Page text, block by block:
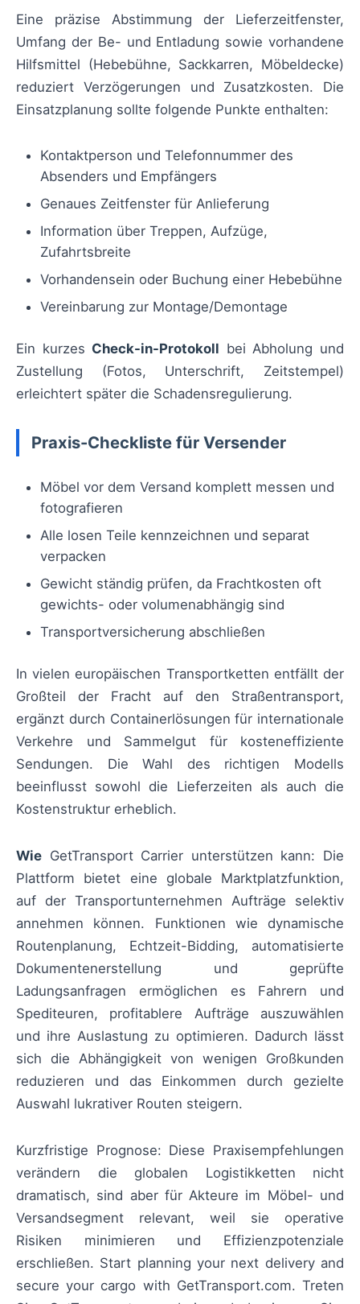
Eine präzise Abstimmung der Lieferzeitfenster,
Umfang der Be- und Entladung sowie vorhandene
Hilfsmittel (Hebebühne, Sackkarren, Möbeldecke)
reduziert Verzögerungen und Zusatzkosten. Die
Einsatzplanung sollte folgende Punkte enthalten:
Kontaktperson und Telefonnummer des
Absenders und Empfängers
Genaues Zeitfenster für Anlieferung
Information über Treppen, Aufzüge,
Zufahrtsbreite
Vorhandensein oder Buchung einer Hebebühne
Vereinbarung zur Montage/Demontage
Ein kurzes Check-in-Protokoll bei Abholung und
Zustellung (Fotos, Unterschrift, Zeitstempel)
erleichtert später die Schadensregulierung.
Praxis-Checkliste für Versender
Möbel vor dem Versand komplett messen und
fotografieren
Alle losen Teile kennzeichnen und separat
verpacken
Gewicht ständig prüfen, da Frachtkosten oft
gewichts- oder volumenabhängig sind
Transportversicherung abschließen
In vielen europäischen Transportketten entfällt der
Großteil der Fracht auf den Straßentransport,
ergänzt durch Containerlösungen für internationale
Verkehre und Sammelgut für kosteneffiziente
Sendungen. Die Wahl des richtigen Modells
beeinflusst sowohl die Lieferzeiten als auch die
Kostenstruktur erheblich.
Wie GetTransport Carrier unterstützen kann: Die
Plattform bietet eine globale Marktplatzfunktion,
auf der Transportunternehmen Aufträge selektiv
annehmen können. Funktionen wie dynamische
Routenplanung, Echtzeit-Bidding, automatisierte
Dokumentenerstellung und geprüfte
Ladungsanfragen ermöglichen es Fahrern und
Spediteuren, profitablere Aufträge auszuwählen
und ihre Auslastung zu optimieren. Dadurch lässt
sich die Abhängigkeit von wenigen Großkunden
reduzieren und das Einkommen durch gezielte
Auswahl lukrativer Routen steigern.
Kurzfristige Prognose: Diese Praxisempfehlungen
verändern die globalen Logistikketten nicht
dramatisch, sind aber für Akteure im Möbel- und
Versandsegment relevant, weil sie operative
Risiken minimieren und Effizienzpotenziale
erschließen. Start planning your next delivery and
secure your cargo with GetTransport.com. Treten